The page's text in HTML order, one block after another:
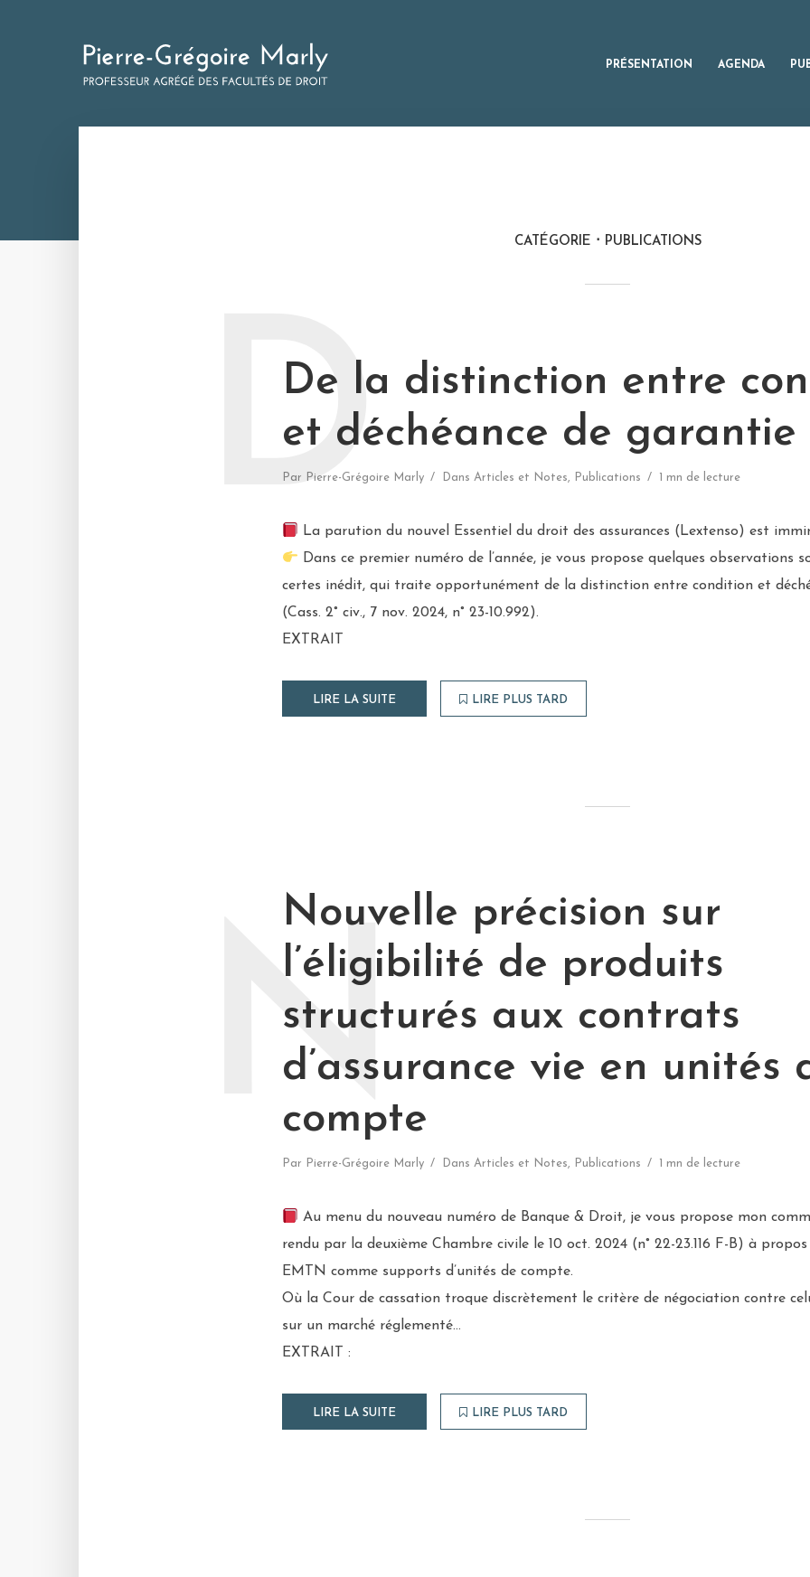
PRÉSENTATION AGENDA
CATÉGORIE PUBLICATIONS
De la distinction entre
et déchéance de garantie
Par Pierre-Grégoire Marly Dans Articles et Notes, Publications 1 mn de lecture
D
La parution du nouvel Essentiel du droit des assurances (Lextenso) est
Dans ce premier numéro de l’année, je vous propose quelques observations
certes inédit, qui traite opportunément de la distinction entre condition et
(Cass. 2° civ., 7 nov. 2024, n° 23-10.992).
EXTRAIT
LIRE LA SUITE LIRE PLUS TARD
Nouvelle précision sur
l’éligibilité de produits
structurés aux contrats
d’assurance vie en unités
compte
Par Pierre-Grégoire Marly Dans Articles et Notes, Publications 1 mn de lecture
N
Au menu du nouveau numéro de Banque & Droit, je vous propose mon
rendu par la deuxième Chambre civile le 10 oct. 2024 (n° 22-23.116 F-B) à
EMTN comme supports d’unités de compte.
Où la Cour de cassation troque discrètement le critère de négociation contre
sur un marché réglementé…
EXTRAIT :
LIRE LA SUITE LIRE PLUS TARD